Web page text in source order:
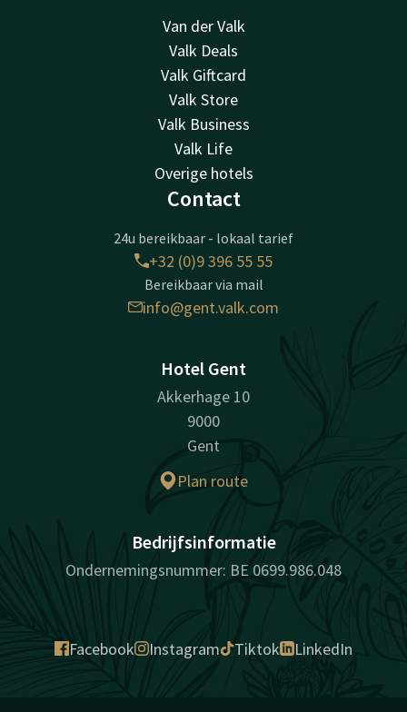
Van der Valk
Valk Deals
Valk Giftcard
Valk Store
Valk Business
Valk Life
Overige hotels
Contact
24u bereikbaar - lokaal tarief
+32 (0)9 396 55 55
Bereikbaar via mail
info@gent.valk.com
Hotel Gent
Akkerhage 10
9000
Gent
Plan route
Bedrijfsinformatie
Ondernemingsnummer: BE 0699.986.048
Facebook Instagram Tiktok LinkedIn